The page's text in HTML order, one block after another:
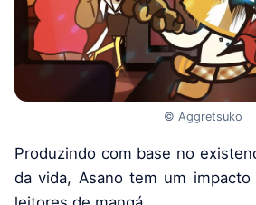
© Aggretsuko
Produzindo com base no
da vida, Asano tem um